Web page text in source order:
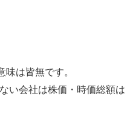
は皆無です。
い会社は株価・時価総額は